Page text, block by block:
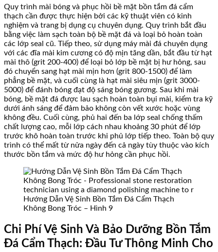
Quy trình mài bóng và phục hồi bề mặt bồn tắm đá cẩm
thạch cần được thực hiện bởi các kỹ thuật viên có kinh
nghiệm và trang bị dụng cụ chuyên dụng. Quy trình bắt đầu
bằng việc làm sạch toàn bộ bề mặt đá và loại bỏ hoàn toàn
các lớp seal cũ. Tiếp theo, sử dụng máy mài đá chuyên dụng
với các đĩa mài kim cương có độ mịn tăng dần, bắt đầu từ hạt
mài thô (grit 200-400) để loại bỏ lớp bề mặt bị hư hỏng, sau
đó chuyển sang hạt mài mịn hơn (grit 800-1500) để làm
phẳng bề mặt, và cuối cùng là hạt mài siêu mịn (grit 3000-
5000) để đánh bóng đạt độ sáng bóng gương. Sau khi mài
bóng, bề mặt đá được lau sạch hoàn toàn bụi mài, kiểm tra kỹ
dưới ánh sáng để đảm bảo không còn vết xước hoặc vùng
không đều. Cuối cùng, phủ hai đến ba lớp seal chống thấm
chất lượng cao, mỗi lớp cách nhau khoảng 30 phút để lớp
trước khô hoàn toàn trước khi phủ lớp tiếp theo. Toàn bộ quy
trình có thể mất từ nửa ngày đến cả ngày tùy thuộc vào kích
thước bồn tắm và mức độ hư hỏng cần phục hồi.
Hướng Dẫn Vệ Sinh Bồn Tắm Đá Cẩm Thạch
Không Bong Tróc – Hình 9
Chi Phí Vệ Sinh Và Bảo Dưỡng Bồn Tắm
Đá Cẩm Thạch: Đầu Tư Thông Minh Cho